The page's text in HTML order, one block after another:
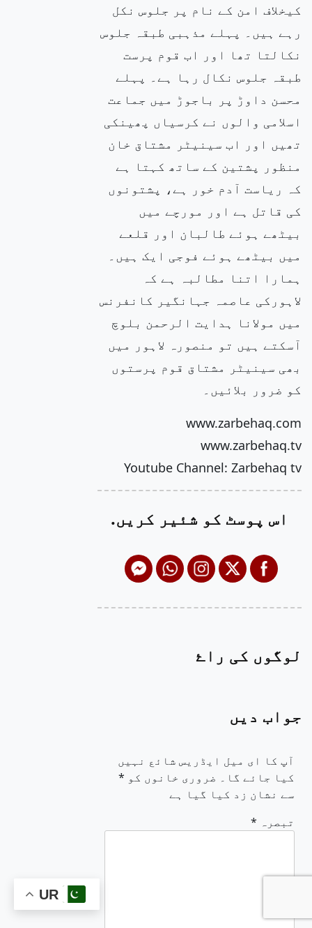
کیخلاف امن کے نام پر جلوس نکل
رہے ہیں۔ پہلے مذہبی طبقہ جلوس
نکالتا تھا اور اب قوم پرست
طبقہ جلوس نکال رہا ہے۔ پہلے
محسن داوڑ پر باجوڑ میں جماعت
اسلامی والوں نے کرسیاں پھینکی
تھیں اور اب سینیٹر مشتاق خان
منظور پشتین کے ساتھ کہتا ہے
کہ ریاست آدم خور ہے، پشتونوں
کی قاتل ہے اور مورچے میں
بیٹھے ہوئے طالبان اور قلعے
میں بیٹھے ہوئے فوجی ایک ہیں۔
ہمارا اتنا مطالبہ ہے کہ
لاہورکی عاصمہ جہانگیر کانفرنس
میں مولانا ہدایت الرحمن بلوچ
آسکتے ہیں تو منصورہ لاہور میں
بھی سینیٹر مشتاق قوم پرستوں
کو ضرور بلائیں۔
www.zarbehaq.com
www.zarbehaq.tv
Youtube Channel: Zarbehaq tv
اس پوسٹ کو شئیر کریں.
لوگوں کی راۓ
جواب دیں
آپ کا ای میل ایڈریس شائع نہیں
کیا جائے گا۔ ضروری خانوں کو *
سے نشان زد کیا گیا ہے
تبصرہ *
UR